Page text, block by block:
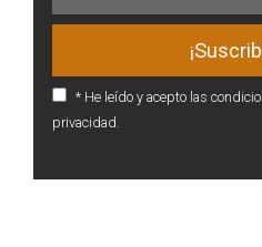
* He leído y acepto las
privacidad.